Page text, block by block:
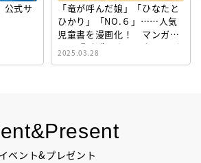
イベント&プレゼント
公式サ
「竜が呼んだ娘」「ひなたと
ひかり」「NO.６」……人気
児童書を漫画化！ マンガサ
イト『ビブリオシリウス』誕
生！
2025.03.28